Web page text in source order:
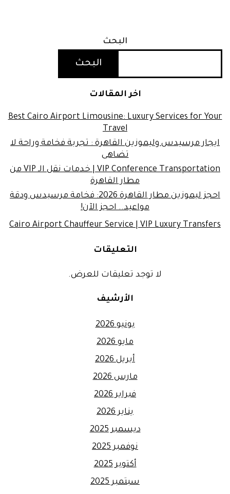
البحث
البحث
اخر المقالات
Best Cairo Airport Limousine: Luxury Services for Your
Travel
ايجار مرسيدس وليموزين القاهرة : تجربة فخامة وراحة لا
تضاهى
VIP Conference Transportation | خدمات نقل الـ VIP من
مطار القاهرة
احجز ليموزين مطار القاهرة 2026: فخامة مرسيدس ودقة
مواعيد.. احجز الآن!
Cairo Airport Chauffeur Service | VIP Luxury Transfers
التعليقات
لا توجد تعليقات للعرض.
الأرشيف
يونيو 2026
مايو 2026
أبريل 2026
مارس 2026
فبراير 2026
يناير 2026
ديسمبر 2025
نوفمبر 2025
أكتوبر 2025
سبتمبر 2025